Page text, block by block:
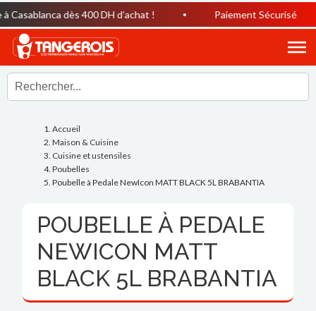
dès 400 DH d’achat ! Paiement Sécurisé
Accueil
Maison & Cuisine
Cuisine et ustensiles
Poubelles
Poubelle à Pedale NewIcon MATT BLACK 5L BRABANTIA
POUBELLE À PEDALE
NEWICON MATT
BLACK 5L BRABANTIA